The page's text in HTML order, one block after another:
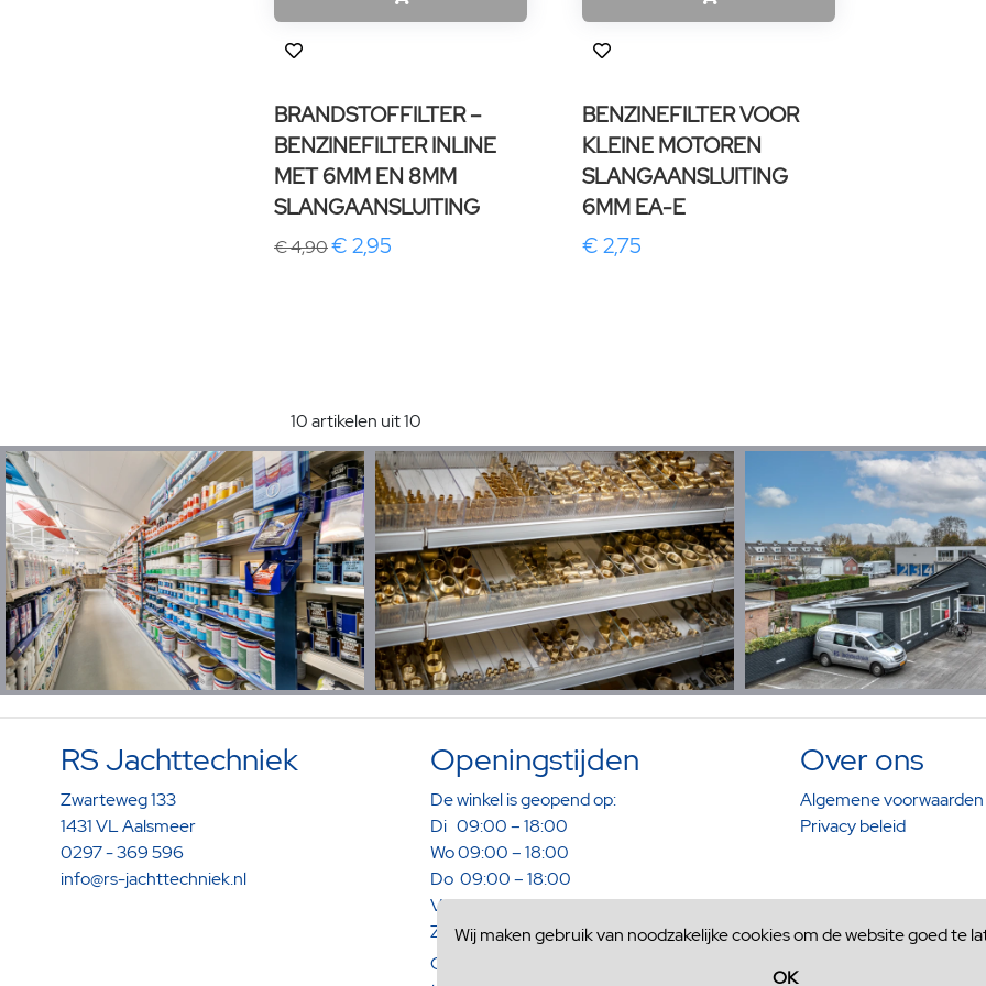
Wij maken gebruik van noodzakelijke cookies om de website goed te
OK
BRANDSTOFFILTER –
BENZINEFILTER INLINE
MET 6MM EN 8MM
SLANGAANSLUITING
€ 4,90€ 2,95
BENZINEFILTER VOOR
KLEINE MOTOREN
SLANGAANSLUITING
6MM EA-E
€ 2,75
10 artikelen uit 10
RS Jachttechniek
Zwarteweg 133
1431 VL Aalsmeer
0297 - 369 596
info@rs-jachttechniek.nl
Openingstijden
De winkel is geopend op:
Di 09:00 – 18:00
Wo 09:00 – 18:00
Do 09:00 – 18:00
Vr 09:00 – 18:00
Za 09:00 – 16:00
Op afspraak kunt u buiten deze tijden
Over ons
Algemene voorwaarden
Privacy beleid